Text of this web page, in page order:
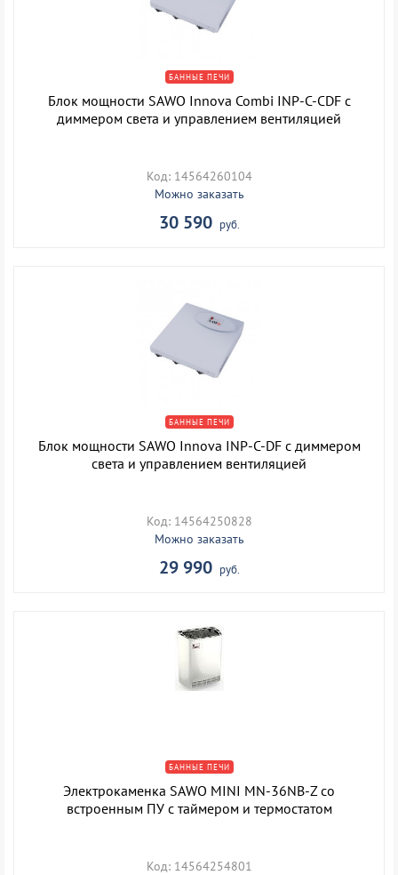
БАННЫЕ ПЕЧИ
Блок мощности SAWO Innova Combi INP-C-CDF с
диммером света и управлением вентиляцией
Код: 14564260104
Можно заказать
30 590 руб.
БАННЫЕ ПЕЧИ
Блок мощности SAWO Innova INP-C-DF с диммером
света и управлением вентиляцией
Код: 14564250828
Можно заказать
29 990 руб.
БАННЫЕ ПЕЧИ
Электрокаменка SAWO MINI MN-36NB-Z со
встроенным ПУ с таймером и термостатом
Код: 14564254801